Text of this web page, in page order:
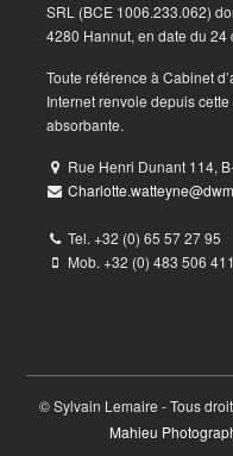
SRL (BCE 1006.233.062)
4280 Hannut, en date du 24
Toute référence à Cabinet
Internet renvoie depuis
absorbante.
Rue Henri Dunant 114,
Tel. +32 (0) 65 57 27 95
Mob. +32 (0) 483 506 411
© Sylvain Lemaire - Tous
Mahieu